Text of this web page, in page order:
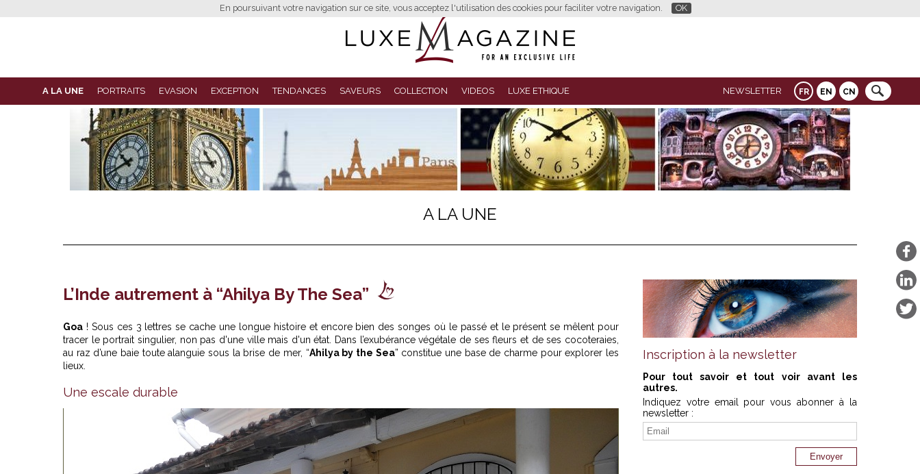
En poursuivant votre navigation sur ce site, vous acceptez l'utilisation des cookies pour faciliter votre navigation. OK
FR EN CN
A LA UNE PORTRAITS EVASION EXCEPTION TENDANCES SAVEURS COLLECTION VIDEOS LUXE ETHIQUE NEWSLETTER
A LA UNE
L’Inde autrement à “Ahilya By The Sea”
Goa ! Sous ces 3 lettres se cache une longue histoire et encore bien des songes où le passé et le présent se mêlent pour
tracer le portrait singulier, non pas d'une ville mais d'un état. Dans l’exubérance végétale de ses fleurs et de ses cocoteraies,
au raz d’une baie toute alanguie sous la brise de mer, “Ahilya by the Sea” constitue une base de charme pour explorer les
lieux.
Une escale durable
Inscription à la newsletter
Pour tout savoir et tout voir avant les
autres.
Indiquez votre email pour vous abonner à la
newsletter :